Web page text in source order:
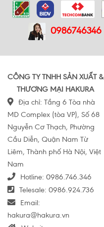
0986746346
CÔNG TY TNHH SẢN XUẤT &
THƯƠNG MẠI HAKURA
Địa chỉ: Tầng 6 Tòa nhà
MD Complex (tòa VP), Số 68
Nguyễn Cơ Thạch, Phường
Cầu Diễn, Quận Nam Từ
Liêm, Thành phố Hà Nội, Việt
Nam
Hotline: 0986.746.346
Telesale: 0986.924.736
Email:
hakura@hakura.vn